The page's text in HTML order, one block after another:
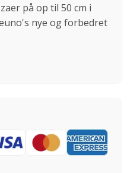
på op til 50 cm i
nye og forbedret